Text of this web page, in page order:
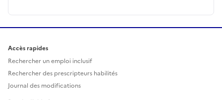
Accès rapides
Rechercher un emploi inclusif
Rechercher des prescripteurs habilités
Journal des modifications